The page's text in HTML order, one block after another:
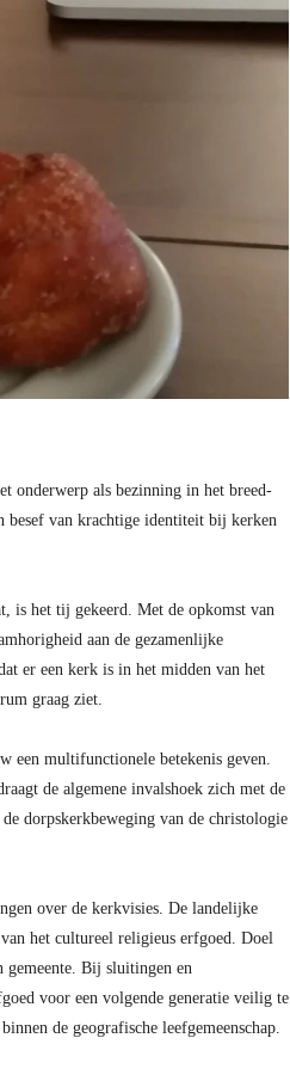
onderwerp als bezinning in het breed-
besef van krachtige identiteit bij kerken
is het tij gekeerd. Met de opkomst van
aan de gezamenlijke
er een kerk is in het midden van het
graag ziet.
een multifunctionele betekenis geven.
de algemene invalshoek zich met de
dorpskerkbeweging van de christologie
over de kerkvisies. De landelijke
het cultureel religieus erfgoed. Doel
gemeente. Bij sluitingen en
voor een volgende generatie veilig te
de geografische leefgemeenschap.